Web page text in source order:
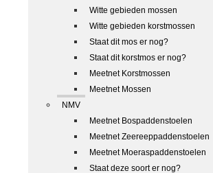
Witte gebieden mossen
Witte gebieden korstmossen
Staat dit mos er nog?
Staat dit korstmos er nog?
Meetnet Korstmossen
Meetnet Mossen
NMV
Meetnet Bospaddenstoelen
Meetnet Zeereeppaddenstoelen
Meetnet Moeraspaddenstoelen
Staat deze soort er nog?